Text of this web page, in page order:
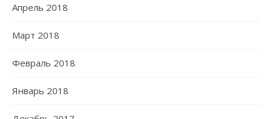
Апрель 2018
Март 2018
Февраль 2018
Январь 2018